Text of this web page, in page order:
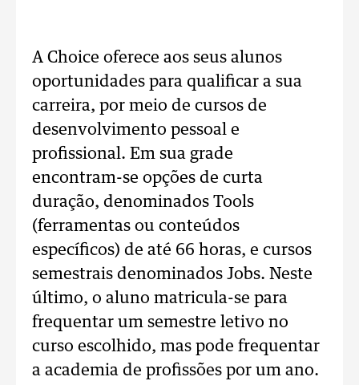
A Choice oferece aos seus alunos
oportunidades para qualificar a sua
carreira, por meio de cursos de
desenvolvimento pessoal e
profissional. Em sua grade
encontram-se opções de curta
duração, denominados Tools
(ferramentas ou conteúdos
específicos) de até 66 horas, e cursos
semestrais denominados Jobs. Neste
último, o aluno matricula-se para
frequentar um semestre letivo no
curso escolhido, mas pode frequentar
a academia de profissões por um ano.